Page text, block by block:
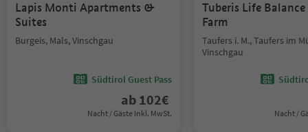
Lapis Monti Apartments &
Suites
Burgeis, Mals, Vinschgau
Südtirol Guest Pass
ab 102€
Nacht / Gäste Inkl. MwSt.
Tuberis Life
Farm
Taufers i. M., Taufers im
Vinschgau
Nacht /